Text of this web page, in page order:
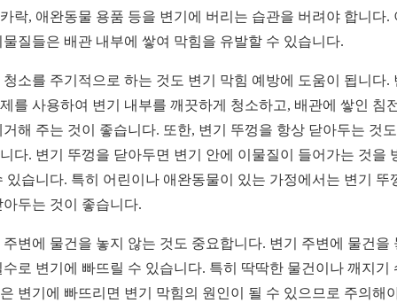
락, 애완동물 용품 등을 변기에 버리는 습관을 버려야 합니다.
물질들은 배관 내부에 쌓여 막힘을 유발할 수 있습니다.
청소를 주기적으로 하는 것도 변기 막힘 예방에 도움이 됩니다.
를 사용하여 변기 내부를 깨끗하게 청소하고, 배관에 쌓인 침
거해 주는 것이 좋습니다. 또한, 변기 뚜껑을 항상 닫아두는 것
다. 변기 뚜껑을 닫아두면 변기 안에 이물질이 들어가는 것을
있습니다. 특히 어린이나 애완동물이 있는 가정에서는 변기 뚜
아두는 것이 좋습니다.
주변에 물건을 놓지 않는 것도 중요합니다. 변기 주변에 물건을
수로 변기에 빠뜨릴 수 있습니다. 특히 딱딱한 물건이나 깨지기
변기에 빠뜨리면 변기 막힘의 원인이 될 수 있으므로 주의해